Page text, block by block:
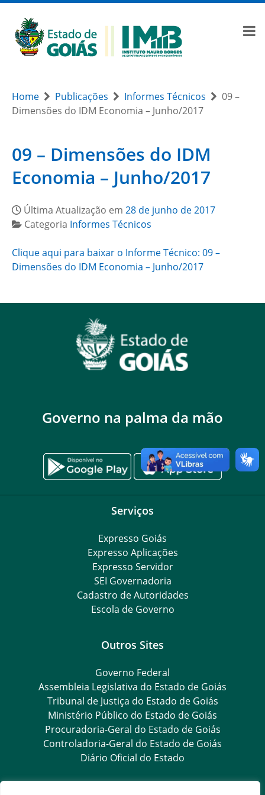
Home Publicações Informes Técnicos
09 –
Dimensões do IDM Economia – Junho/2017
09 – Dimensões do IDM
Economia – Junho/2017
Última Atualização em 28 de junho de 2017
Categoria Informes Técnicos
Clique aqui para baixar o Informe Técnico: 09 –
Dimensões do IDM Economia – Junho/2017
Governo na palma da mão
Serviços
Expresso Goiás
Expresso Aplicações
Expresso Servidor
SEI Governadoria
Cadastro de Autoridades
Escola de Governo
Outros Sites
Governo Federal
Assembleia Legislativa do Estado de Goiás
Tribunal de Justiça do Estado de Goiás
Ministério Público do Estado de Goiás
Procuradoria-Geral do Estado de Goiás
Controladoria-Geral do Estado de Goiás
Diário Oficial do Estado